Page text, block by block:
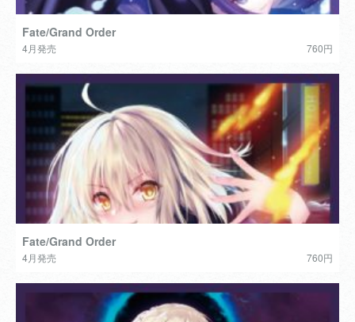
Fate/Grand Order
4月発売 760円
Fate/Grand Order
4月発売 760円